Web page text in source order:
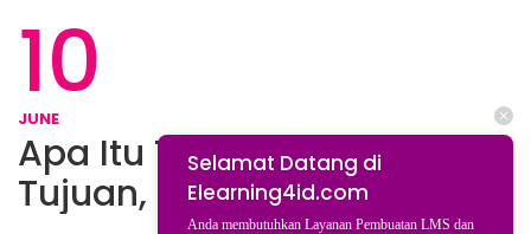
10
JUNE
Apa Itu Training Kerja? Arti,
Tujuan, dan Contoh
Selamat Datang di
Elearning4id.com
Anda membutuhkan Layanan Pembuatan LMS dan